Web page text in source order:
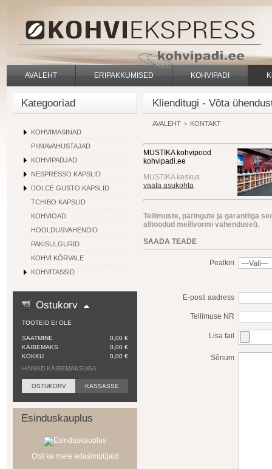
AVALEHT ERIPAKKUMISED KOHVIPADI
Kategooriad
KOHVIMASINAD
PIIMAVAHUSTAJAD
KOHVIPADJAD
NESPRESSO KAPSLID
DOLCE GUSTO KAPSLID
TCHIBO KAPSLID
KOHVIOAD
HOOLDUSVAHENDID
PAKISULGURID
KOHVI KÕRVALE
KOHVITASSID
Ostukorv
TOOTEID EI OLE
SAATMINE
0,00 €
KÄIBEMAKS
0,00 €
KOKKU
0,00 €
HINNAD KÄIBEMAKSUGA
OSTUKORV KASSASSE
Esinduskauplus
Otsi ka meie edasimüüjaid
Klienditugi - Võta
AVALEHT > KONTAKT
MUSTIKA kohvipood
kohvipadi.ee
MUSTIKA keskus
vaata asukohta
Tellimuste, päringute ja garantiiga
alltoodud meilivormi vahendusel).
SAADA TEADE
Pealkiri
E-posti aadress
Tellimuse NR
Lisa fail
Sõnum